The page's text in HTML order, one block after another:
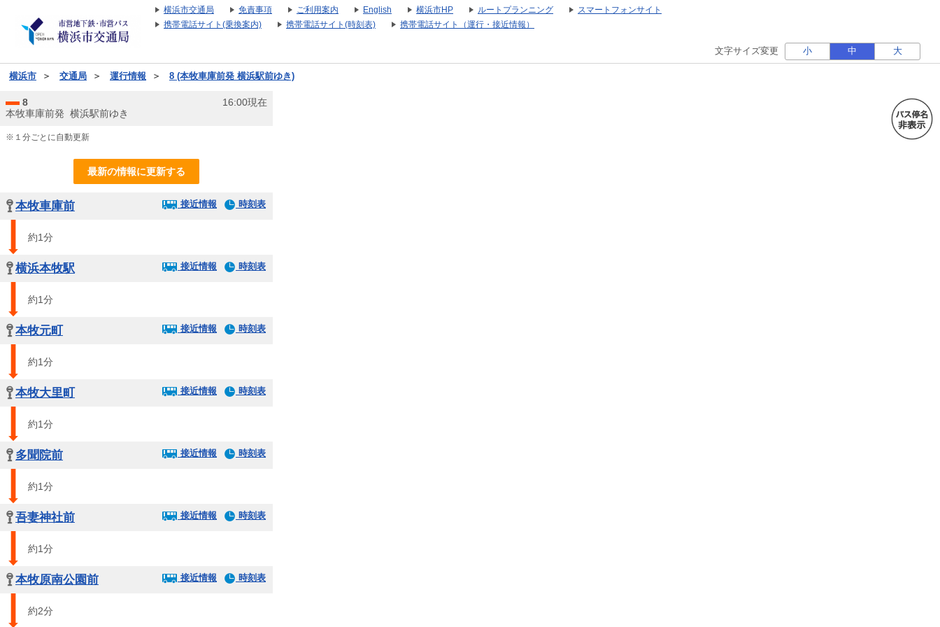
横浜市交通局 免責事項 ご利用案内 English 横浜市HP ルートプランニング
スマートフォンサイト
携帯電話サイト(乗換案内)
携帯電話サイト(時刻表) 携帯電話サイト（運行・接近情報）
文字サイズ変更 小 中 大
横浜市 ＞ 交通局 ＞ 運行情報 ＞ 8 (本牧車庫前発 横浜駅前ゆき)
8
本牧車庫前発 横浜駅前ゆき
16:00現在
※１分ごとに自動更新
最新の情報に更新する
本牧車庫前 接近情報 時刻表
約1分
横浜本牧駅 接近情報 時刻表
約1分
本牧元町 接近情報 時刻表
約1分
本牧大里町 接近情報 時刻表
約1分
多聞院前 接近情報 時刻表
約1分
吾妻神社前 接近情報 時刻表
約1分
本牧原南公園前 接近情報 時刻表
約2分